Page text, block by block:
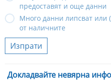
предоставят и още данни
Много данни липсват или
от наличните
Изпрати
Докладвайте невярна